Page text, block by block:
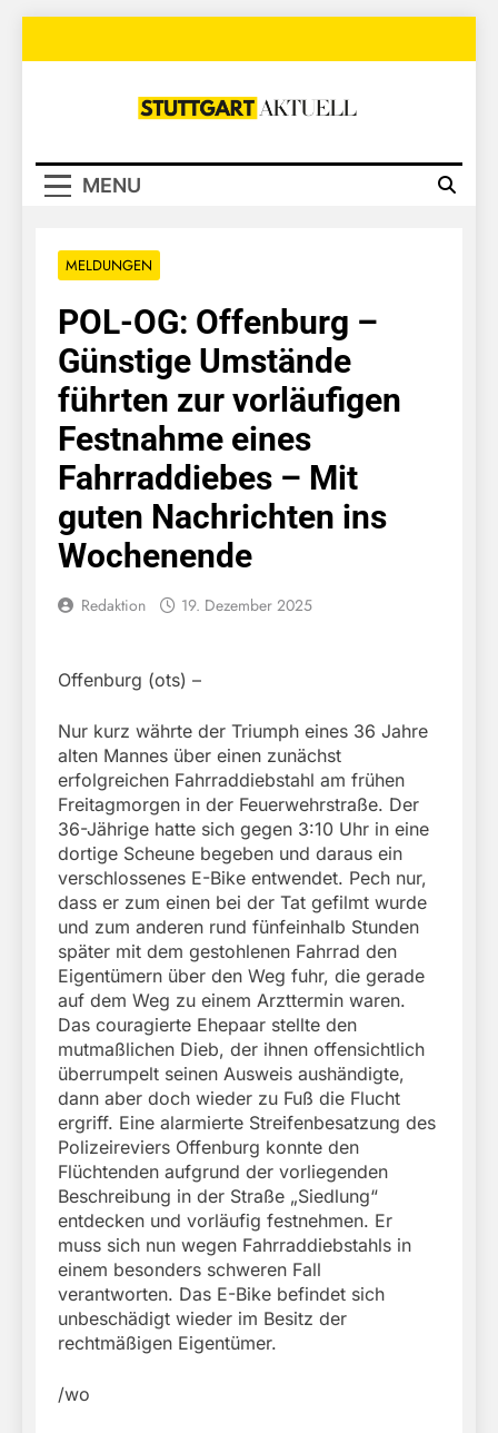
Stuttgart
MENU
MELDUNGEN
POL-OG: Offenburg –
Günstige Umstände
führten zur vorläufigen
Festnahme eines
Fahrraddiebes – Mit
guten Nachrichten ins
Wochenende
Redaktion 19. Dezember 2025
Offenburg (ots) –
Nur kurz währte der Triumph eines 36 Jahre
alten Mannes über einen zunächst
erfolgreichen Fahrraddiebstahl am frühen
Freitagmorgen in der Feuerwehrstraße. Der
36-Jährige hatte sich gegen 3:10 Uhr in eine
dortige Scheune begeben und daraus ein
verschlossenes E-Bike entwendet. Pech nur,
dass er zum einen bei der Tat gefilmt wurde
und zum anderen rund fünfeinhalb Stunden
später mit dem gestohlenen Fahrrad den
Eigentümern über den Weg fuhr, die gerade
auf dem Weg zu einem Arzttermin waren.
Das couragierte Ehepaar stellte den
mutmaßlichen Dieb, der ihnen offensichtlich
überrumpelt seinen Ausweis aushändigte,
dann aber doch wieder zu Fuß die Flucht
ergriff. Eine alarmierte Streifenbesatzung des
Polizeireviers Offenburg konnte den
Flüchtenden aufgrund der vorliegenden
Beschreibung in der Straße „Siedlung“
entdecken und vorläufig festnehmen. Er
muss sich nun wegen Fahrraddiebstahls in
einem besonders schweren Fall
verantworten. Das E-Bike befindet sich
unbeschädigt wieder im Besitz der
rechtmäßigen Eigentümer.
/wo